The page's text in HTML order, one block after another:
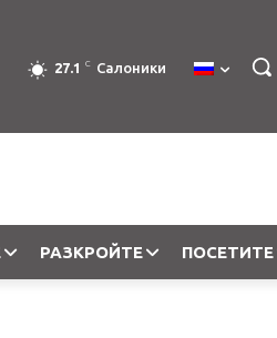
27.1 C Салоники
РАЗКРОЙТЕ ПОСЕТИТЕ